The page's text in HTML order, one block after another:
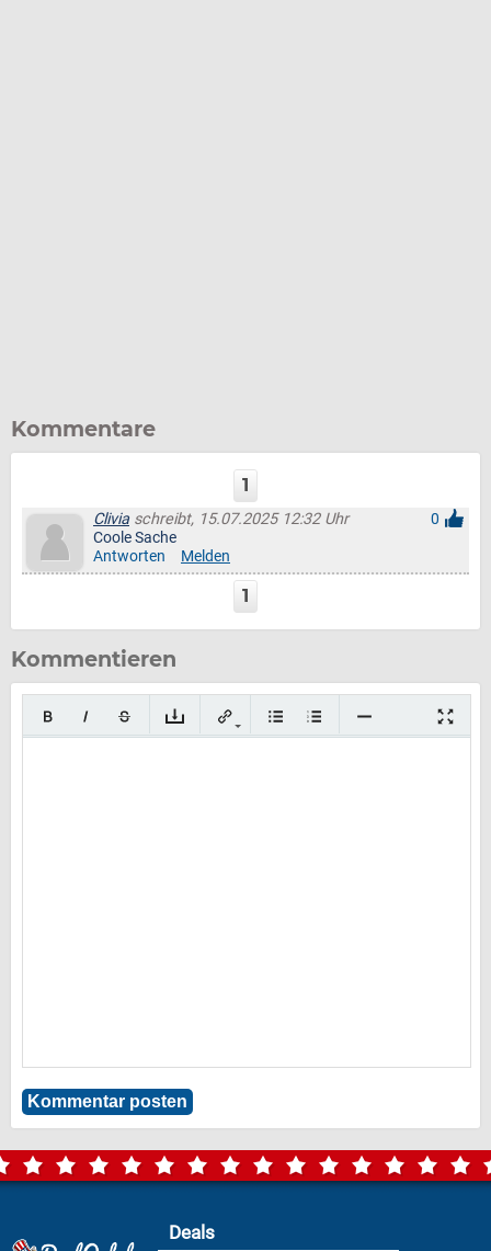
Kommentare
1
Clivia schreibt, 15.07.2025 12:32 Uhr
0
Coole Sache
Antworten
Melden
1
Kommentieren
Deals